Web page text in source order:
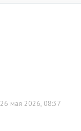
26 мая 2026, 08:37